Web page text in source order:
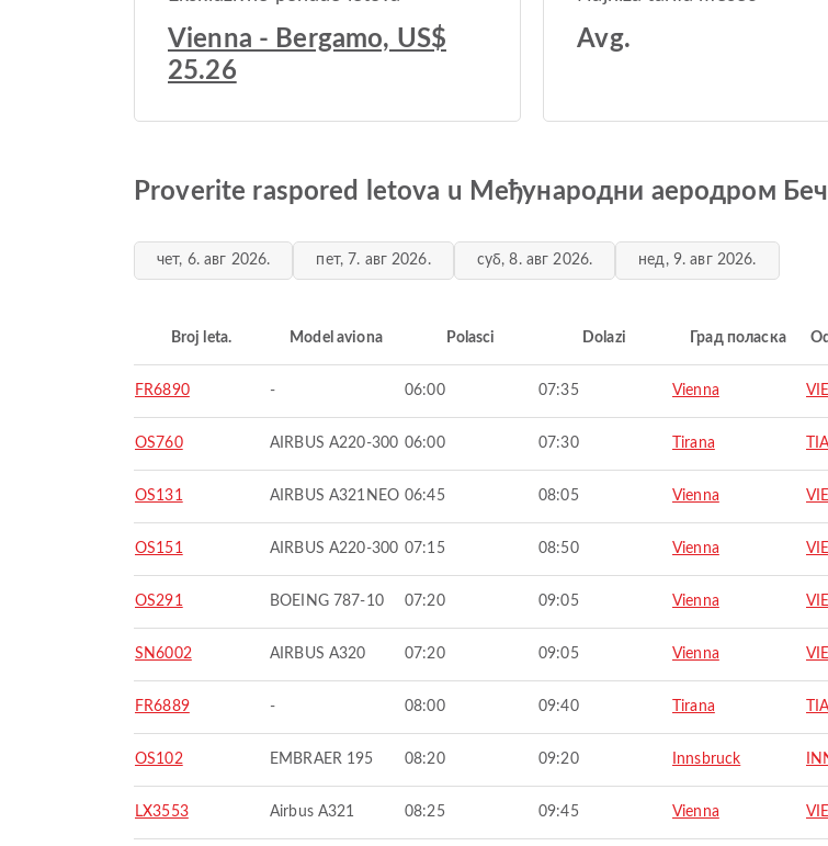
Vienna - Bergamo, US$
25.26
Avg.
Proverite raspored letova u Међународни аеродром Беч
чет, 6. авг 2026. пет, 7. авг 2026. суб, 8. авг 2026. нед, 9. авг 2026.
Broj leta. Model aviona Polasci Dolazi Град поласка
FR6890 - 06:00 07:35 Vienna VIE
OS760 AIRBUS A220-300 06:00 07:30 Tirana
OS131 AIRBUS A321NEO 06:45 08:05 Vienna VIE
OS151 AIRBUS A220-300 07:15 08:50 Vienna VIE
OS291 BOEING 787-10 07:20 09:05 Vienna VIE
SN6002 AIRBUS A320 07:20 09:05 Vienna VIE
FR6889 - 08:00 09:40 Tirana
OS102 EMBRAER 195 08:20 09:20 Innsbruck
LX3553 Airbus A321 08:25 09:45 Vienna VIE